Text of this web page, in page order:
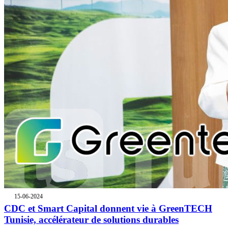
15-06-2024
CDC et Smart Capital donnent vie à GreenTECH
Tunisie, accélérateur de solutions durables